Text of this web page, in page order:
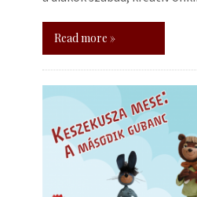
Read more »